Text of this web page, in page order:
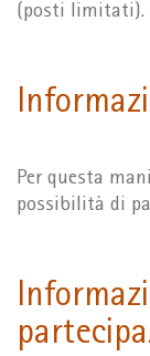
(posti limitati).
Per questa
possibilità di